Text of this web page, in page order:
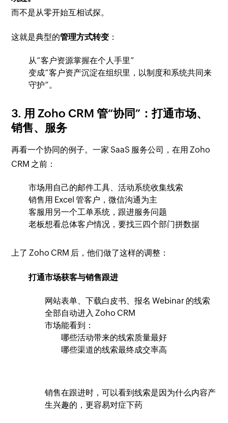
而不是从零开始互相试探。
这就是典型的管理方式转变 ：
从“客户资源掌握在个人手里”
变成“客户资产沉淀在组织里，以制度和系统共同来
守护”。
3. 用 Zoho CRM 管“协同”：打通市场、
销售、服务
再看一个协同的例子。一家 SaaS 服务公司，在用 Zoho
CRM 之前：
市场用自己的邮件工具、活动系统收集线索
销售用 Excel 管客户，微信沟通为主
客服用另一个工单系统，跟进服务问题
老板想看总体客户情况，要找三四个部门拼数据
上了 Zoho CRM 后，他们做了这样的调整：
打通市场获客与销售跟进
网站表单、下载白皮书、报名 Webinar 的线索
全部自动进入 Zoho CRM
市场能看到：
哪些活动带来的线索质量最好
哪些渠道的线索最终成交率高
销售在跟进时，可以看到线索是因为什么内容产
生兴趣的，更容易对症下药